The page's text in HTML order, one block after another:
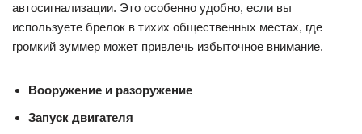
автосигнализации. Это особенно удобно, если вы
используете брелок в тихих общественных местах, где
громкий зуммер может привлечь избыточное внимание.
Вооружение и разоружение
Запуск двигателя